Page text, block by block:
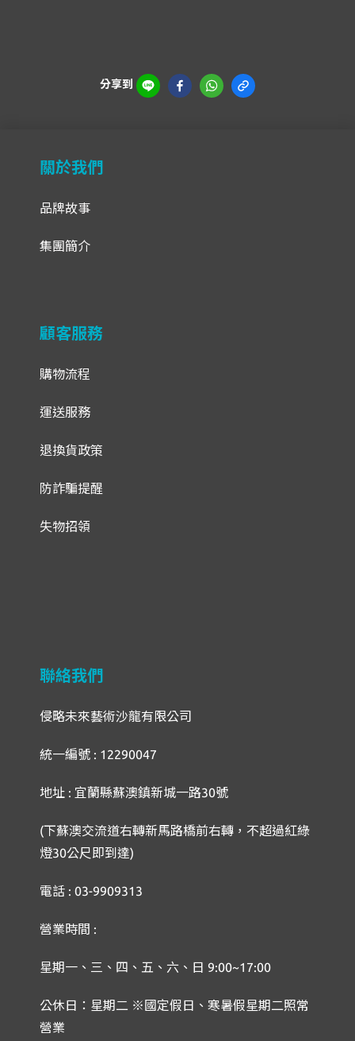
分享到
關於我們
品牌故事
集團簡介
顧客服務
購物流程
運送服務
退換貨政策
防詐騙提醒
失物招領
聯絡我們
侵略未來藝術沙龍有限公司
統一編號 : 12290047
地址 : 宜蘭縣蘇澳鎮新城一路30號
(下蘇澳交流道右轉新馬路橋前右轉，不超過紅綠
燈30公尺即到達)
電話 : 03-9909313
營業時間 :
星期一、三、四、五、六、日 9:00~17:00
公休日：星期二 ※國定假日、寒暑假星期二照常
營業